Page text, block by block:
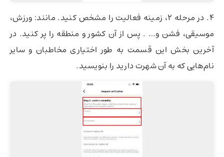
4. در مرحله 2، زمینه فعالیت را مشخص کنید. مانند: ورزش،
موسیقی، فشن و… . پس از آن کشور و منطقه را پر کنید. در
آخرین بخش این قسمت به طور اختیاری مخاطبان و سایر
نام‌هایی که به آن شهرت دارید را بنویسید.